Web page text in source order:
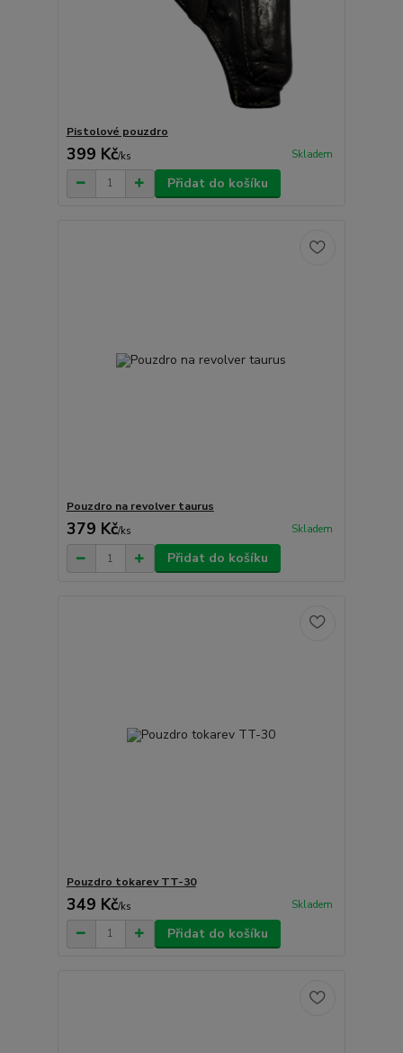
Pistolové pouzdro
399 Kč/ks Skladem
Přidat do košíku
Pouzdro na revolver taurus
379 Kč/ks Skladem
Přidat do košíku
Pouzdro tokarev TT-30
349 Kč/ks Skladem
Přidat do košíku